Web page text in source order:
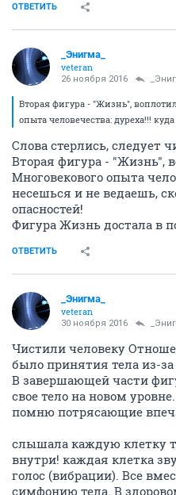
ОТВЕТИТЬ
_Энигма_
veteran
26 ноября 2016
Вторая фигура - "Жизнь",
опыта человечества: дуреха!!! куда
Слова стерлись, следует
Вторая фигура - "Жизнь",
Многовекового опыта
несешься и не ведаешь,
опасностей!
Фигура Жизнь достала в
ОТВЕТИТЬ
_Энигма_
veteran
30 ноября 2016
Чистили человеку
было принятия тела из-
В завершающей части
свое тело на новом
помню потрясающие
слышала каждую клетку
внутри! каждая клетка
голос (вибрации). Все
симфонию тела. В